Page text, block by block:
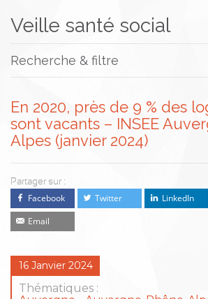
Veille santé social
Recherche & filtre
En 2020, près de 9 % des
sont vacants – INSEE
Alpes (janvier 2024)
Partager sur :
Facebook Twitter LinkedIn
Email
16 Janvier 2024
Thématiques :